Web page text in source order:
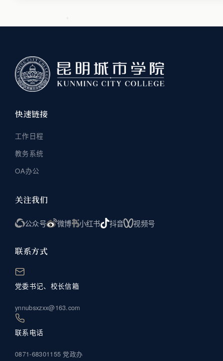
快速链接
工作日程
教务系统
OA办公
关注我们
公众号 微博 小红书 抖音 视频号
联系方式
党委书记、校长信箱
ynnubsxzxx@163.com
联系电话
0871-68301155 党政办